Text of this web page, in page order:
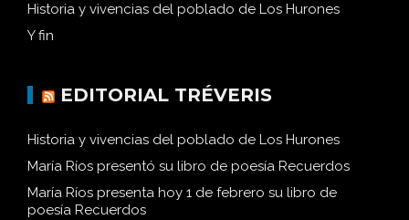
Historia y vivencias del poblado de Los Hurones
Y fin
EDITORIAL TRÉVERIS
Historia y vivencias del poblado de Los Hurones
María Ríos presentó su libro de poesía Recuerdos
María Ríos presenta hoy 1 de febrero su libro de
poesía Recuerdos